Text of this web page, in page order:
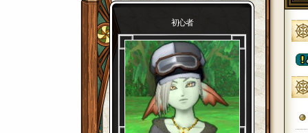
初心者